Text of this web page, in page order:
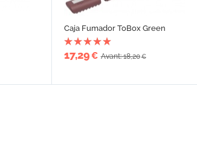
Caja Fumador ToBox Green
17,29€ Avant: 18,20€